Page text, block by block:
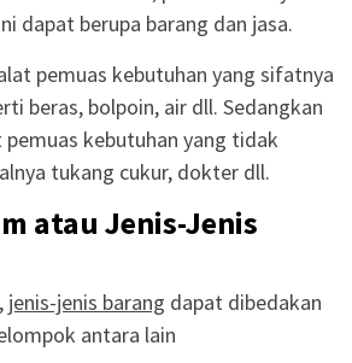
dapat berupa barang dan jasa.
pemuas kebutuhan yang sifatnya
beras, bolpoin, air dll. Sedangkan
kebutuhan yang tidak
tukang cukur, dokter dll.
atau Jenis-Jenis
jenis-jenis barang dapat dibedakan
antara lain